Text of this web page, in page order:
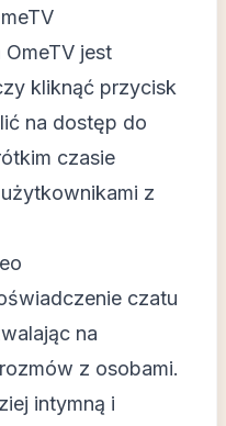
jest
kliknąć przycisk
na dostęp do
czasie
z
czatu
na
z osobami.
intymną i